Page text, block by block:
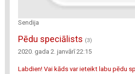
Sendija
Pēdu speciālists (3)
2020. gada 2. janvārī 22:15
Labdien! Vai kāds var ieteikt labu pēdu